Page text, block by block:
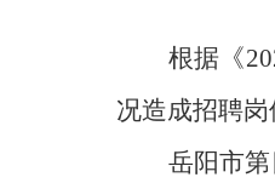
根据《
况造成招聘
岳阳市